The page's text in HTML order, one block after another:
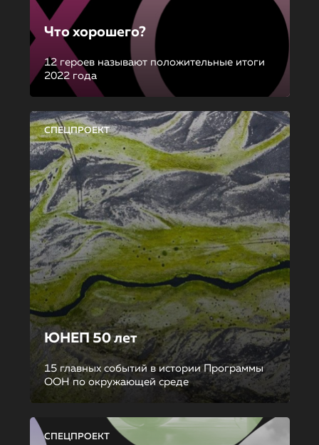
Что хорошего?
12 героев называют положительные итоги
2022 года
СПЕЦПРОЕКТ
ЮНЕП 50 лет
15 главных событий в истории Программы
ООН по окружающей среде
СПЕЦПРОЕКТ